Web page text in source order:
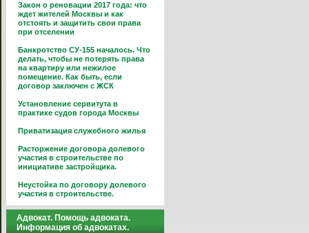
Закон о реновации 2017 года: что
ждет жителей Москвы и как
отстоять и защитить свои права
при отселении
Банкротство СУ-155 началось. Что
делать, чтобы не потерять права
на квартиру или нежилое
помещение. Как быть, если
договор заключен с ЖСК
Установление сервитута в
практике судов города Москвы
Приватизация служебного жилья
Расторжение договора долевого
участия в строительстве по
инициативе застройщика.
Неустойка по договору долевого
участия в строительстве.
Адвокат. Помощь адвоката.
Информация об адвокатах.